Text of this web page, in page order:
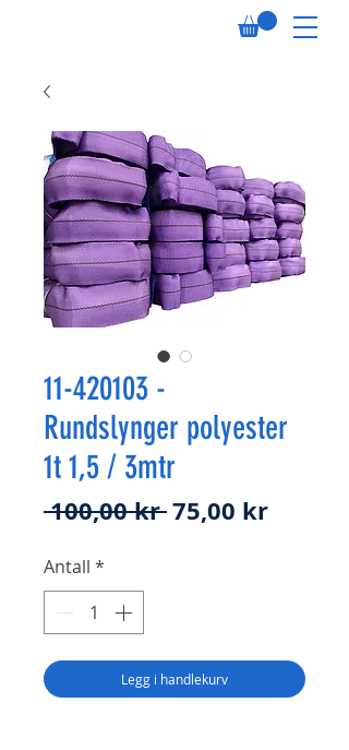
11-420103 -
Rundslynger polyester
1t 1,5 / 3mtr
100,00 kr Vanlig
75,00 kr
Antall *
Legg i handlekurv